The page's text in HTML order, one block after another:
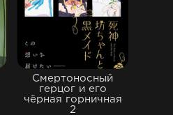
Смертоносный
герцог и его
чёрная горничная
2